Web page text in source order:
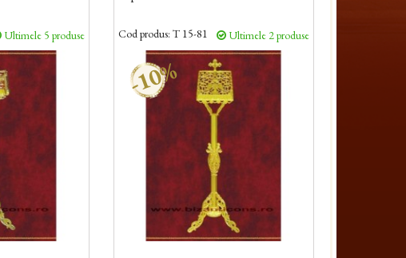
Ultimele 5 produse Cod produs: T 15-81 Ultimele 2 produse
-10%